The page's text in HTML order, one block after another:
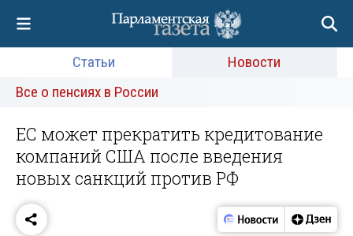
Статьи
Новости
Все о пенсиях в России
ЕС может прекратить кредитование
компаний США после введения
новых санкций против РФ